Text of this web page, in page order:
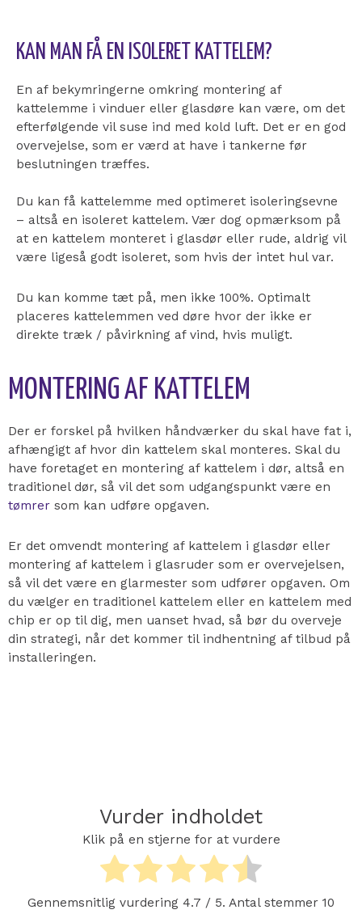
KAN MAN FÅ EN ISOLERET KATTELEM?
En af bekymringerne omkring montering af
kattelemme i vinduer eller glasdøre kan være, om det
efterfølgende vil suse ind med kold luft. Det er en god
overvejelse, som er værd at have i tankerne før
beslutningen træffes.
Du kan få kattelemme med optimeret isoleringsevne
– altså en isoleret kattelem. Vær dog opmærksom på
at en kattelem monteret i glasdør eller rude, aldrig vil
være ligeså godt isoleret, som hvis der intet hul var.
Du kan komme tæt på, men ikke 100%. Optimalt
placeres kattelemmen ved døre hvor der ikke er
direkte træk / påvirkning af vind, hvis muligt.
MONTERING AF KATTELEM
Der er forskel på hvilken håndværker du skal have fat i,
afhængigt af hvor din kattelem skal monteres. Skal du
have foretaget en montering af kattelem i dør, altså en
traditionel dør, så vil det som udgangspunkt være en
tømrer som kan udføre opgaven.
Er det omvendt montering af kattelem i glasdør eller
montering af kattelem i glasruder som er overvejelsen,
så vil det være en glarmester som udfører opgaven. Om
du vælger en traditionel kattelem eller en kattelem med
chip er op til dig, men uanset hvad, så bør du overveje
din strategi, når det kommer til indhentning af tilbud på
installeringen.
Vurder indholdet
Klik på en stjerne for at vurdere
Gennemsnitlig vurdering 4.7 / 5. Antal stemmer 10